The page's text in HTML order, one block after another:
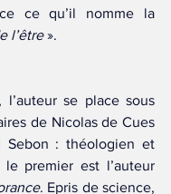
ce qu’il nomme la
l’être ».
de Nicolas de Cues
Sebon : théologien et
le premier est l’auteur
. Epris de science,